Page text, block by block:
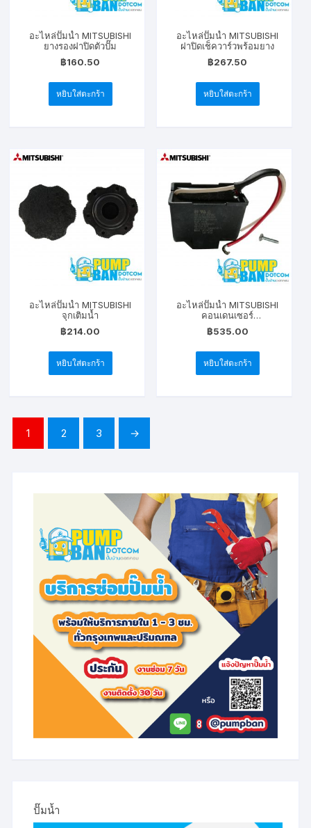
อะไหล่ปั๊มน้ำ MITSUBISHI
ยางรองฝาปิดตัวปั๊ม
฿160.50
หยิบใส่ตะกร้า
อะไหล่ปั๊มน้ำ MITSUBISHI
ฝาปิดเช็ควาร์วพร้อมยาง
฿267.50
หยิบใส่ตะกร้า
อะไหล่ปั๊มน้ำ MITSUBISHI
จุกเติมน้ำ
฿214.00
หยิบใส่ตะกร้า
อะไหล่ปั๊มน้ำ MITSUBISHI
คอนเดนเซอร์
(CONDENSER)
฿535.00
หยิบใส่ตะกร้า
1 2 3 →
ปั๊มน้ำ